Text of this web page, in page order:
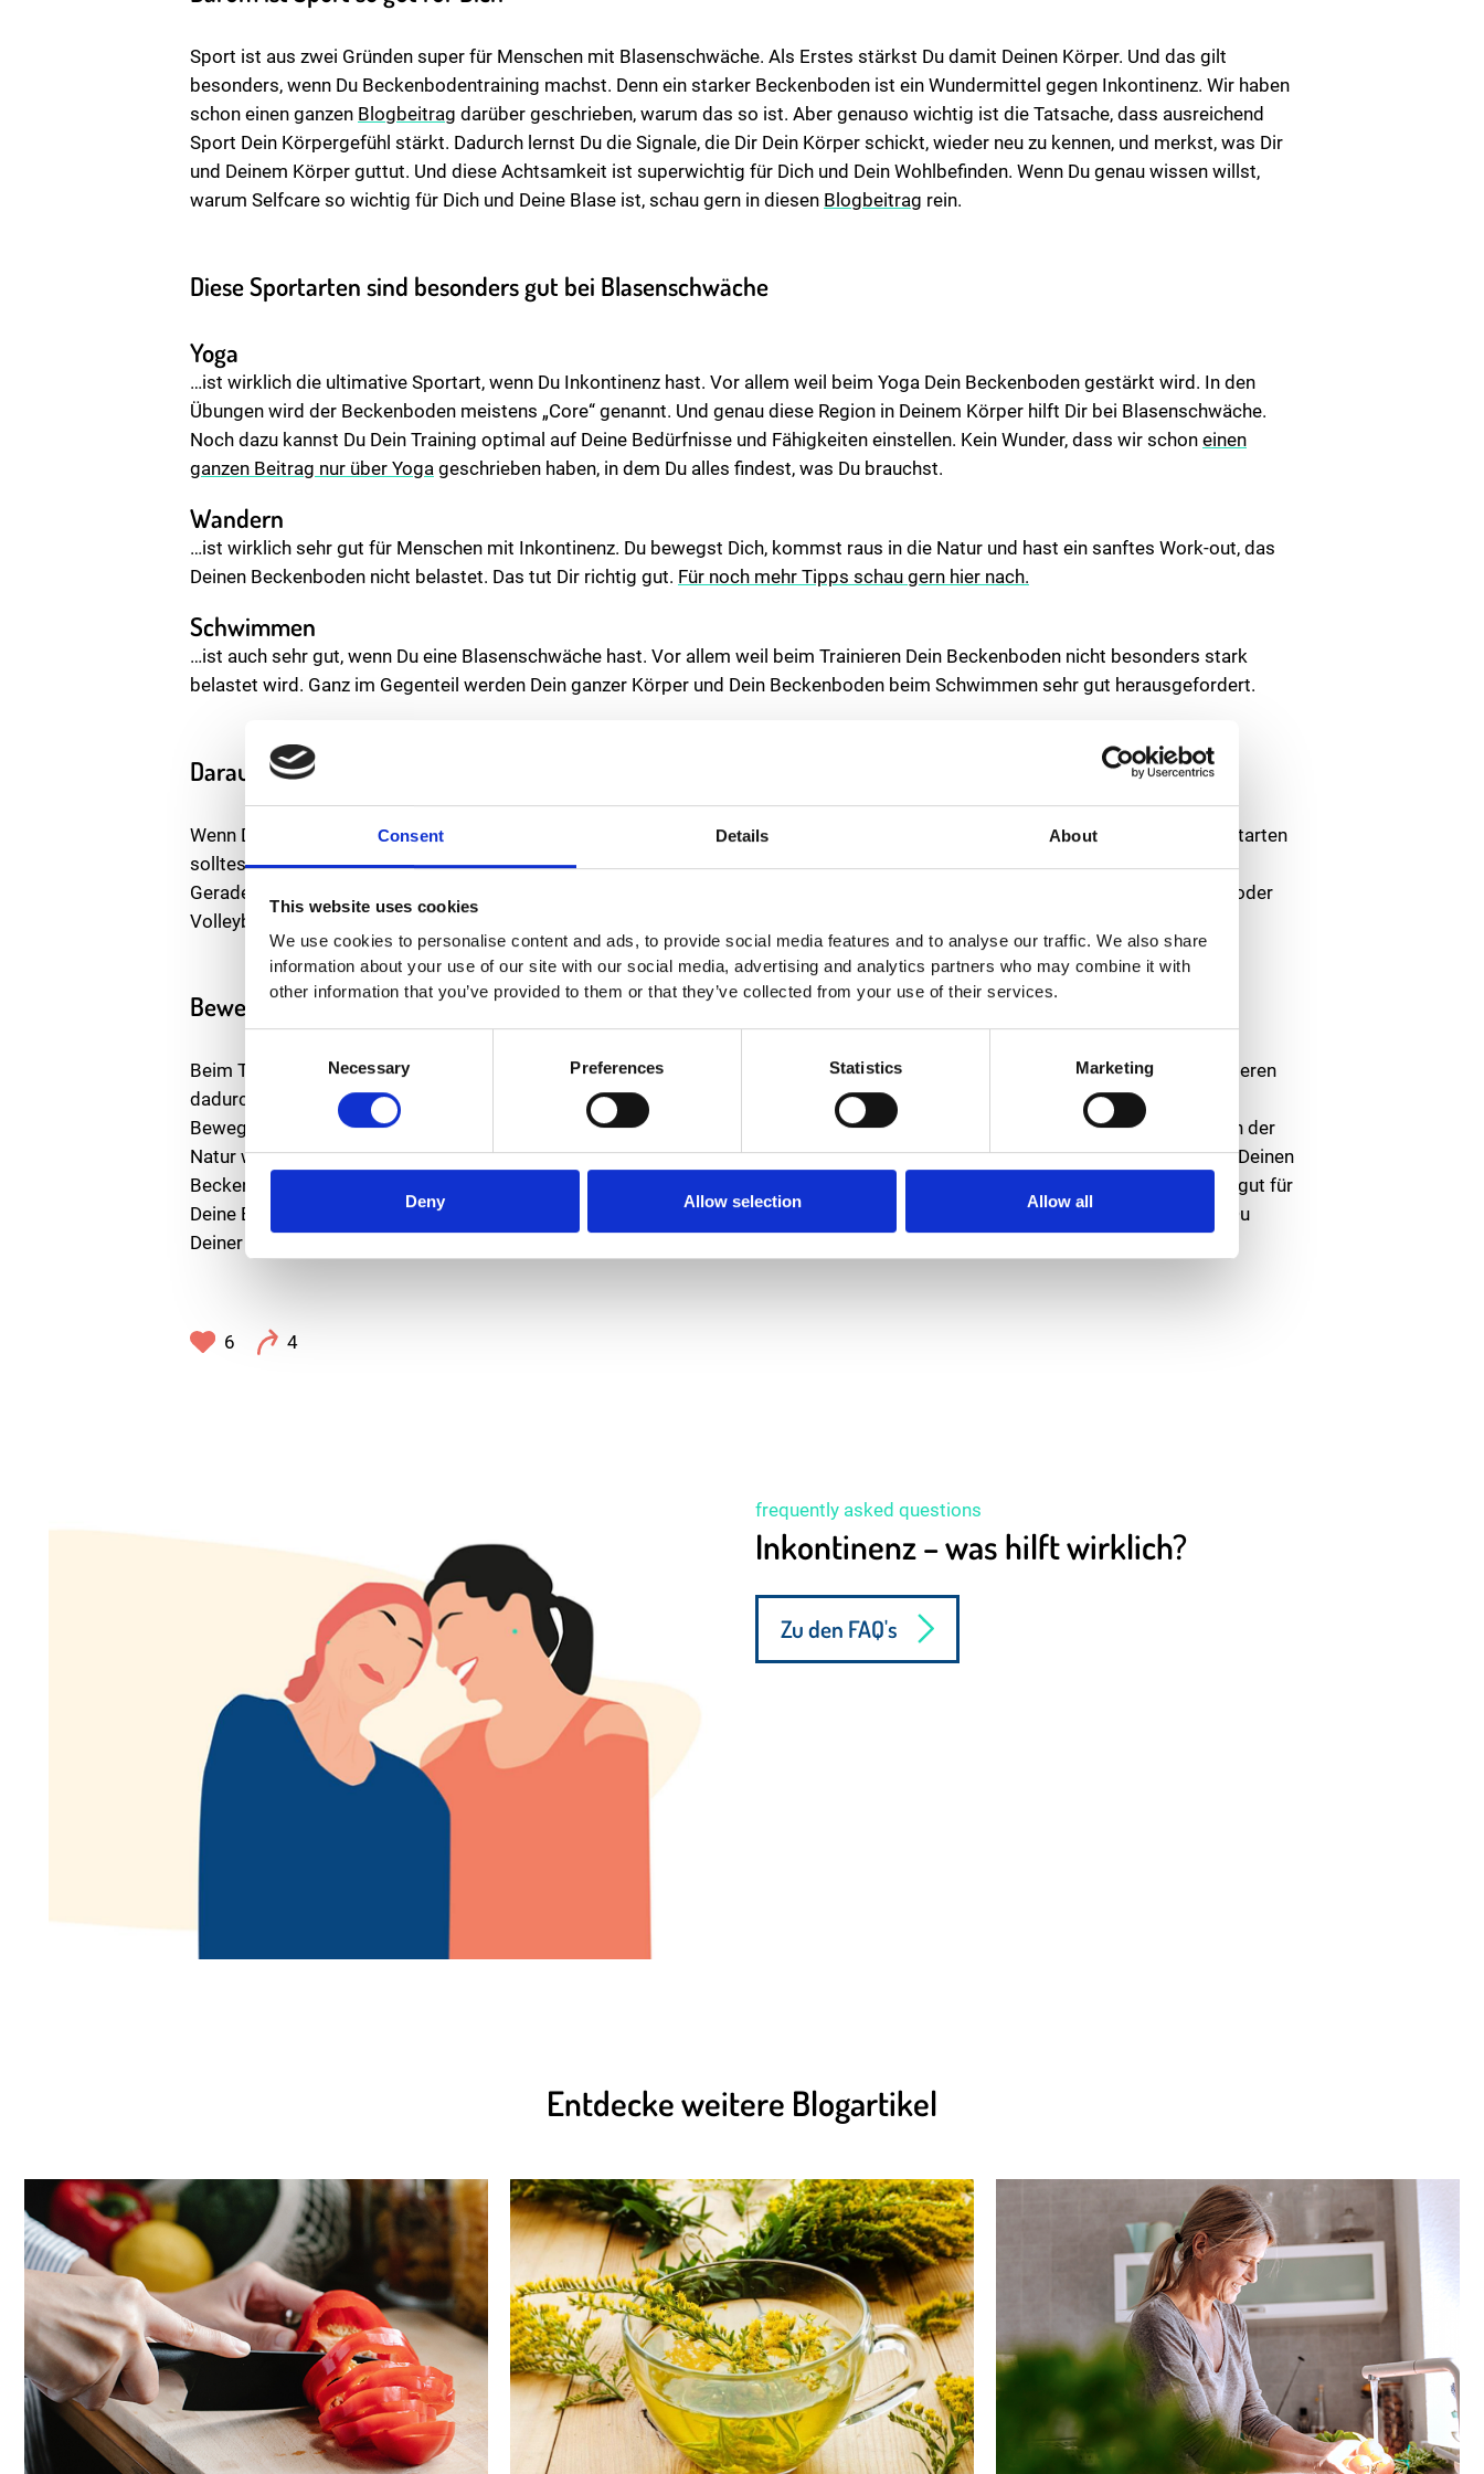
Consent Details About
This website uses cookies
We use cookies to personalise content and ads, to provide social media features and to analyse our traffic. We also share
information about your use of our site with our social media, advertising and analytics partners who may combine it with
other information that you’ve provided to them or that they’ve collected from your use of their services.
Selection
Necessary Preferences Statistics Marketing
Deny Allow selection Allow all
Sport ist aus zwei Gründen super für Menschen mit Blasenschwäche. Als Erstes stärkst Du damit Deinen Körper. Und das gilt
besonders, wenn Du Beckenbodentraining machst. Denn ein starker Beckenboden ist ein Wundermittel gegen Inkontinenz. Wir haben
schon einen ganzen Blogbeitrag darüber geschrieben, warum das so ist. Aber genauso wichtig ist die Tatsache, dass ausreichend
Sport Dein Körpergefühl stärkt. Dadurch lernst Du die Signale, die Dir Dein Körper schickt, wieder neu zu kennen, und merkst, was Dir
und Deinem Körper guttut. Und diese Achtsamkeit ist superwichtig für Dich und Dein Wohlbefinden. Wenn Du genau wissen willst,
warum Selfcare so wichtig für Dich und Deine Blase ist, schau gern in diesen Blogbeitrag rein.
Diese Sportarten sind besonders gut bei Blasenschwäche
Yoga
…ist wirklich die ultimative Sportart, wenn Du Inkontinenz hast. Vor allem weil beim Yoga Dein Beckenboden gestärkt wird. In den
Übungen wird der Beckenboden meistens „Core“ genannt. Und genau diese Region in Deinem Körper hilft Dir bei Blasenschwäche.
Noch dazu kannst Du Dein Training optimal auf Deine Bedürfnisse und Fähigkeiten einstellen. Kein Wunder, dass wir schon einen
ganzen Beitrag nur über Yoga geschrieben haben, in dem Du alles findest, was Du brauchst.
Wandern
…ist wirklich sehr gut für Menschen mit Inkontinenz. Du bewegst Dich, kommst raus in die Natur und hast ein sanftes Work-out, das
Deinen Beckenboden nicht belastet. Das tut Dir richtig gut. Für noch mehr Tipps schau gern hier nach.
Schwimmen
…ist auch sehr gut, wenn Du eine Blasenschwäche hast. Vor allem weil beim Trainieren Dein Beckenboden nicht besonders stark
belastet wird. Ganz im Gegenteil werden Dein ganzer Körper und Dein Beckenboden beim Schwimmen sehr gut herausgefordert.
Darauf musst Du beim Sport achten
Wenn Du Inkontinenz hast, ist Sport gut für Dich. Aber Du musst auf die richtige körperliche Belastung achten. Bestimmte Sportarten
solltest Du vermeiden. Joggen ist nicht optimal, weil durch die Erschütterungen beim Joggen der Beckenboden belastet wird.
Gerade für Menschen mit einer Blasenschwäche ist das besonders ungünstig. Das gilt auch für Sportarten wie Tennis, Fußball oder
Volleyball. Such Dir besser Low-Impact-Sportarten, die Deinen Beckenboden stärken und nicht belasten.
Bewegung tut Dir gut
Beim Thema Inkontinenz geht es immer um Deine Gesundheit. Wir neigen dazu, uns auf das Problem zu konzentrieren, und verlieren
dadurch aus dem Blick, was uns wirklich helfen kann. Was bei Inkontinenz hilft, ist ein gesunder Lebensstil. Dazu gehört genug
Bewegung. Wenn Du aktiv bist, gibst Du Deinem Körper die Chance, ganzheitlich auf Deine Bedürfnisse zu reagieren. Wenn Du in der
Natur wanderst, baut das Stress ab, das ist gut für Deine Blase. Wenn Du beim Pilates eine Planking-Übung machst, stärkt das Deinen
Beckenboden, und das ist gut für Deine Blase. Durch sportliche Aktivitäten bringst Du Deinen Körper in die Balance und das ist gut für
Deine Blase. Du musst kein Profi werden. Es reicht aus, wenn Du jeden Tag versuchst, ein bisschen aktiv zu sein. Dadurch tust Du
Deiner Blase immer etwas Gutes.
6 4
frequently asked questions
Inkontinenz – was hilft wirklich?
Zu den FAQ's
Entdecke weitere Blogartikel